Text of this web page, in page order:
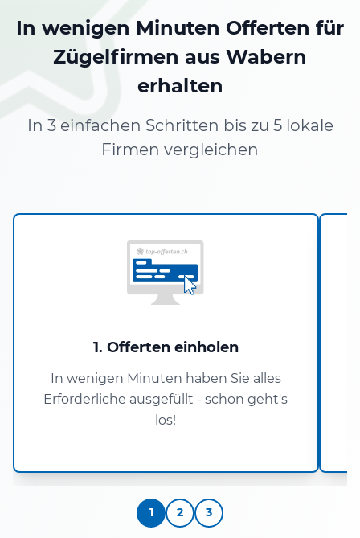
In wenigen Minuten Offerten für
Zügelfirmen aus Wabern
erhalten
In 3 einfachen Schritten bis zu 5 lokale
Firmen vergleichen
1. Offerten einholen
In wenigen Minuten haben Sie alles
Erforderliche ausgefüllt - schon geht's
los!
1 2 3